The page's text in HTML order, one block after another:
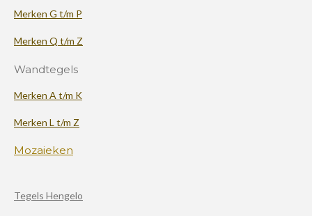
Merken G t/m P
Merken Q t/m Z
Wandtegels
Merken A t/m K
Merken L t/m Z
Mozaieken
Tegels Hengelo